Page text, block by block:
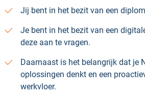
Jij bent in het bezit van een
Je bent in het bezit van een
deze aan te vragen.
Daarnaast is het belangrijk dat je
oplossingen denkt en een
werkvloer.